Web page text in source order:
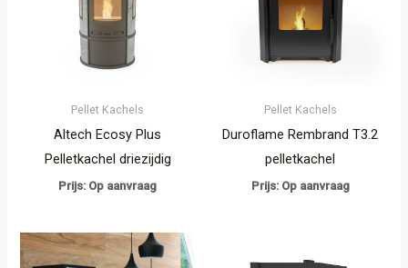
Pellet Kachels
Altech Ecosy Plus
Pelletkachel driezijdig
Prijs: Op aanvraag
Pellet Kachels
Duroflame Rembrand T3.2
pelletkachel
Prijs: Op aanvraag